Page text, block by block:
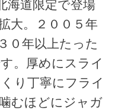
海道限定で登場
大。２００５年
０年以上たった
。厚めにスライ
り丁寧にフライ
むほどにジャガ